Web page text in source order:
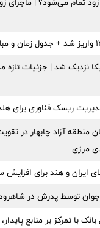
نزدیک شد | جزئیات تازه
منطقه آزاد چابهار در
مرزی
ایران و هند برای افزایش
توسط پدرش در
با تمرکز بر منابع